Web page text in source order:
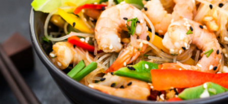
που θα σας μαγέψουν και θα σας ταξιδέψουν.
2 0:15
4 5 λεπτά 10 λεπτά